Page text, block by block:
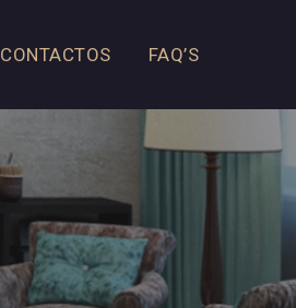
CONTACTOS FAQ’S